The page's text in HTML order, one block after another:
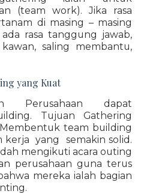
(team work). Jika rasa
di masing – masing
rasa tanggung jawab,
saling membantu,
yang Kuat
Perusahaan dapat
Tujuan Gathering
team building
yang semakin solid.
mengikuti acara outing
perusahaan guna terus
mereka ialah bagian